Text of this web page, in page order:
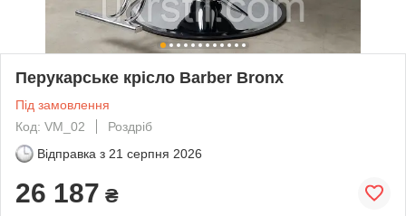
Перукарське крісло Barber Bronx
Під замовлення
Код: VM_02
Роздріб
Відправка з 21 серпня 2026
26 187 ₴